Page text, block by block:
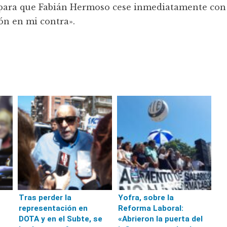
que Fabián Hermoso cese inmediatamente con
en mi contra».
Tras perder la
representación en
DOTA y en el Subte, se
Yofra, sobre la
Reforma Laboral:
«Abrieron la puerta del